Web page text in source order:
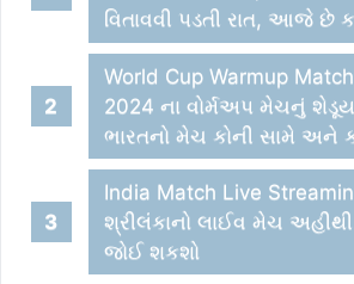
વિતાવવી પડતી રાત, આજે છે
World Cup Warmup
2024 ના વોર્મઅપ મેચનું
ભારતનો મેચ કોની સામે અને
India Match Live
શ્રીલંકાનો લાઈવ મેચ
જોઈ શકશો